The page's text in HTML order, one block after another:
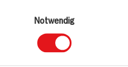
Notwendig
Vegetarisch